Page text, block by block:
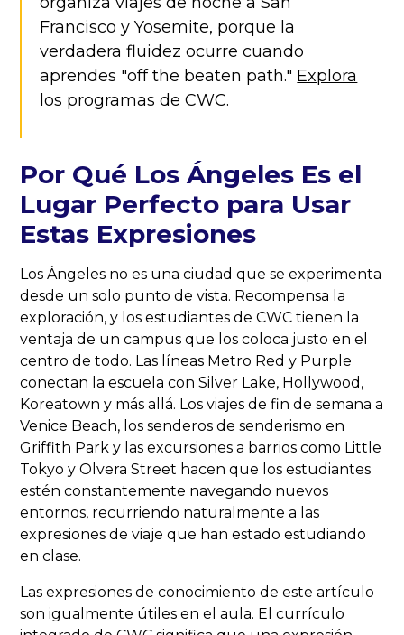
Francisco y Yosemite, porque la
verdadera fluidez ocurre cuando
aprendes "off the beaten path." Explora
los programas de CWC.
Por Qué Los Ángeles Es el
Lugar Perfecto para Usar
Estas Expresiones
Los Ángeles no es una ciudad que se experimenta
desde un solo punto de vista. Recompensa la
exploración, y los estudiantes de CWC tienen la
ventaja de un campus que los coloca justo en el
centro de todo. Las líneas Metro Red y Purple
conectan la escuela con Silver Lake, Hollywood,
Koreatown y más allá. Los viajes de fin de semana a
Venice Beach, los senderos de senderismo en
Griffith Park y las excursiones a barrios como Little
Tokyo y Olvera Street hacen que los estudiantes
estén constantemente navegando nuevos
entornos, recurriendo naturalmente a las
expresiones de viaje que han estado estudiando
en clase.
Las expresiones de conocimiento de este artículo
son igualmente útiles en el aula. El currículo